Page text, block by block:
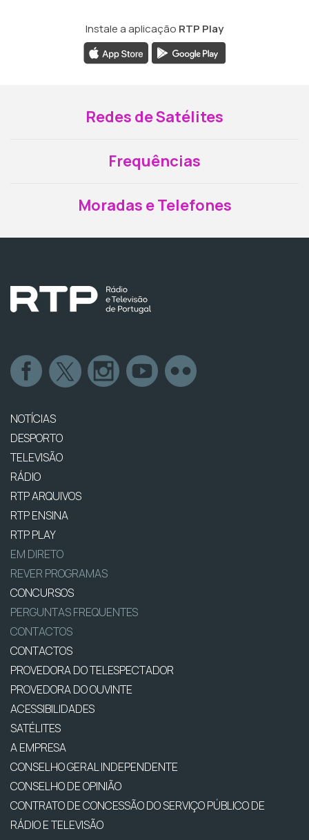
Instale a aplicação RTP Play
Redes de Satélites
Frequências
Moradas e Telefones
NOTÍCIAS
DESPORTO
TELEVISÃO
RÁDIO
RTP ARQUIVOS
RTP ENSINA
RTP PLAY
EM DIRETO
REVER PROGRAMAS
CONCURSOS
PERGUNTAS FREQUENTES
CONTACTOS
CONTACTOS
PROVEDORA DO TELESPECTADOR
PROVEDORA DO OUVINTE
ACESSIBILIDADES
SATÉLITES
A EMPRESA
CONSELHO GERAL INDEPENDENTE
CONSELHO DE OPINIÃO
CONTRATO DE CONCESSÃO DO SERVIÇO PÚBLICO DE
RÁDIO E TELEVISÃO